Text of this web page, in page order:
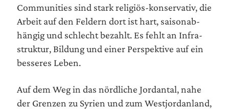
Com­mu­ni­ties sind stark reli­gi­ös-kon­ser­va­tiv, die
Arbeit auf den Fel­dern dort ist hart, sai­son­ab­
hän­gig und schlecht bezahlt. Es fehlt an Infra­
struk­tur, Bil­dung und einer Per­spek­ti­ve auf ein
bes­se­res Leben.
Auf dem Weg in das nörd­li­che Jor­dan­tal, nahe
der Gren­zen zu Syri­en und zum West­jor­dan­land,